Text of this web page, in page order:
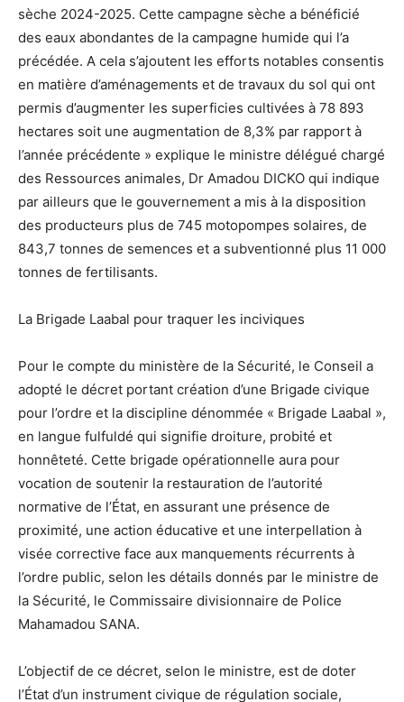
sèche 2024-2025. Cette campagne sèche a bénéficié
des eaux abondantes de la campagne humide qui l’a
précédée. A cela s’ajoutent les efforts notables consentis
en matière d’aménagements et de travaux du sol qui ont
permis d’augmenter les superficies cultivées à 78 893
hectares soit une augmentation de 8,3% par rapport à
l’année précédente » explique le ministre délégué chargé
des Ressources animales, Dr Amadou DICKO qui indique
par ailleurs que le gouvernement a mis à la disposition
des producteurs plus de 745 motopompes solaires, de
843,7 tonnes de semences et a subventionné plus 11 000
tonnes de fertilisants.
La Brigade Laabal pour traquer les inciviques
Pour le compte du ministère de la Sécurité, le Conseil a
adopté le décret portant création d’une Brigade civique
pour l’ordre et la discipline dénommée « Brigade Laabal »,
en langue fulfuldé qui signifie droiture, probité et
honnêteté. Cette brigade opérationnelle aura pour
vocation de soutenir la restauration de l’autorité
normative de l’État, en assurant une présence de
proximité, une action éducative et une interpellation à
visée corrective face aux manquements récurrents à
l’ordre public, selon les détails donnés par le ministre de
la Sécurité, le Commissaire divisionnaire de Police
Mahamadou SANA.
L’objectif de ce décret, selon le ministre, est de doter
l’État d’un instrument civique de régulation sociale,